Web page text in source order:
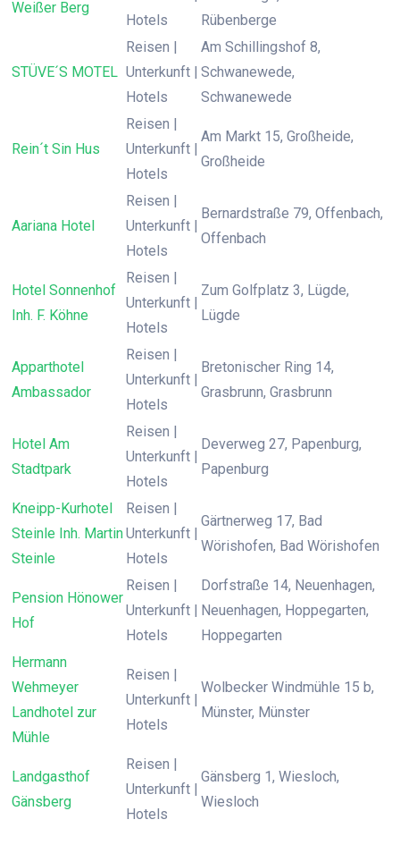
Weißer Berg
Hotels
Rübenberge
STÜVE´S MOTEL
Reisen |
Unterkunft |
Hotels
Am Schillingshof 8,
Schwanewede,
Schwanewede
Rein´t Sin Hus
Reisen |
Unterkunft |
Hotels
Am Markt 15, Großheide,
Großheide
Aariana Hotel
Reisen |
Unterkunft |
Hotels
Bernardstraße 79, Offenbach,
Offenbach
Hotel Sonnenhof
Inh. F. Köhne
Reisen |
Unterkunft |
Hotels
Zum Golfplatz 3, Lügde,
Lügde
Apparthotel
Ambassador
Reisen |
Unterkunft |
Hotels
Bretonischer Ring 14,
Grasbrunn, Grasbrunn
Hotel Am
Stadtpark
Reisen |
Unterkunft |
Hotels
Deverweg 27, Papenburg,
Papenburg
Kneipp-Kurhotel
Steinle Inh. Martin
Steinle
Reisen |
Unterkunft |
Hotels
Gärtnerweg 17, Bad
Wörishofen, Bad Wörishofen
Pension Hönower
Hof
Reisen |
Unterkunft |
Hotels
Dorfstraße 14, Neuenhagen,
Neuenhagen, Hoppegarten,
Hoppegarten
Hermann
Wehmeyer
Landhotel zur
Mühle
Reisen |
Unterkunft |
Hotels
Wolbecker Windmühle 15 b,
Münster, Münster
Landgasthof
Gänsberg
Reisen |
Unterkunft |
Hotels
Gänsberg 1, Wiesloch,
Wiesloch